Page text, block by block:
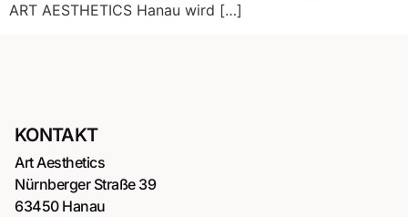
ART AESTHETICS Hanau wird […]
KONTAKT
Art Aesthetics
Nürnberger Straße 39
63450 Hanau